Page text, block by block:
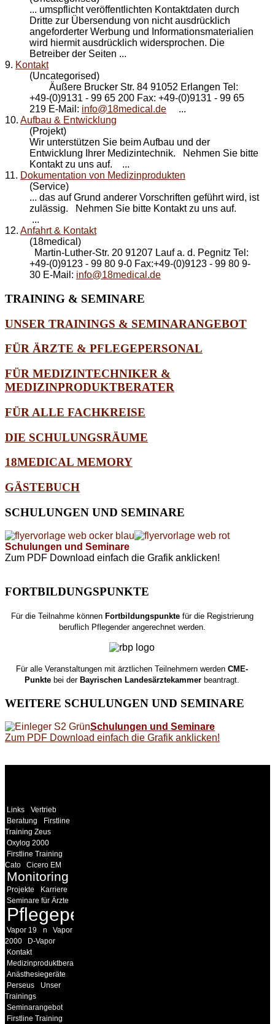
... umspflicht veröffentlichten Kontaktdaten durch
Dritte zur Übersendung von nicht ausdrücklich
angeforderter Werbung und Informationsmaterialien
wird hiermit ausdrücklich widersprochen. Die
Betreiber der Seiten ...
9. Kontakt
(Uncategorised)
Äußere Brucker Str. 84 91052 Erlangen Tel:
+49-(0)9131 - 99 65 200 Fax: +49-(0)9131 - 99 65
219 E-Mail: info@18medical.de ...
10. Aufbau & Entwicklung
(Projekt)
Wir unterstützen Sie beim Aufbau und der
Entwicklung Ihrer Medizintechnik. Nehmen Sie bitte
Kontaktzu uns auf. ...
11. Dokumentation von Medizinprodukten
(Service)
... das auf Grund anderer Vorschriften geführt wird, ist
zulässig. Nehmen Sie bitte Kontaktzu uns auf.
...
12. Anfahrt & Kontakt
(18medical)
Martin-Luther-Str. 20 91207 Lauf a. d. Pegnitz Tel:
+49-(0)9123 - 99 80 9-0 Fax:+49-(0)9123 - 99 80 9-
30 E-Mail: info@18medical.de
TRAINING & SEMINARE
UNSER TRAININGS & SEMINARANGEBOT
FÜR ÄRZTE & PFLEGEPERSONAL
FÜR MEDIZINTECHNIKER &
MEDIZINPRODUKTBERATER
FÜR ALLE FACHKREISE
DIE SCHULUNGSRÄUME
18MEDICAL MEMORY
GÄSTEBUCH
SCHULUNGEN UND SEMINARE
Schulungen und Seminare
Zum PDF Download einfach die Grafik anklicken!
FORTBILDUNGSPUNKTE
Für die Teilnahme könnenFortbildungspunktefür die Registrierung
beruflich Pflegender angerechnet werden.
Für alle Veranstaltungen mit ärztlichen Teilnehmern werdenCME-
Punkte bei derBayrischen Landesärztekammer beantragt.
WEITERE SCHULUNGEN UND SEMINARE
Schulungen und Seminare
Zum PDF Download einfach die Grafik anklicken!
Links
Vertrieb
Beratung
Firstline
Training Zeus
Oxylog 2000
Firstline Training
Cato
Cicero EM
Monitoring
Projekte
Karriere
Seminare für Ärzte
Pflegepersonal
Vapor 19 n
Vapor
2000
D-Vapor
Kontakt
Medizinproduktberater
Anästhesiegeräte
Perseus
Unser
Trainings
Seminarangebot
Firstline Training